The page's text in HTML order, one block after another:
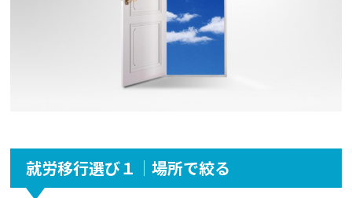
就労移行選び１│場所で絞る